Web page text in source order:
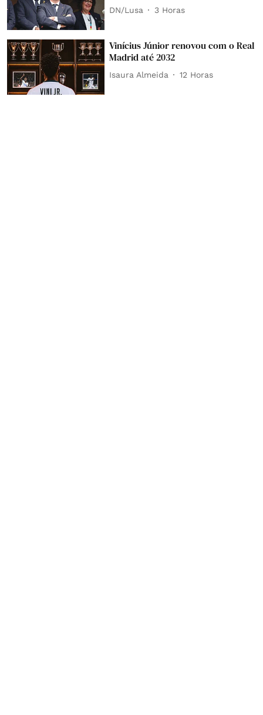
DN/Lusa 3 Horas
Vinícius Júnior renovou com o Real
Madrid até 2032
Isaura Almeida 12 Horas